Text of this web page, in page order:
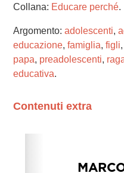
Collana: Educare perché.
Argomento: adolescenti,
educazione, famiglia, figli,
papa, preadolescenti,
educativa.
Contenuti extra